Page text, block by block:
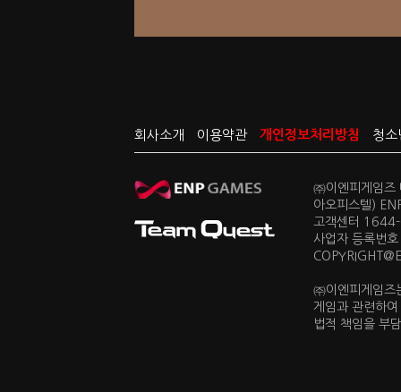
회사소개 이용약관 개인정보처리방침 청소
㈜이엔피게임
아오피스텔)
고객센터
사업자 등록번
㈜이엔피게임즈
게임과 관련하
법적 책임을 부